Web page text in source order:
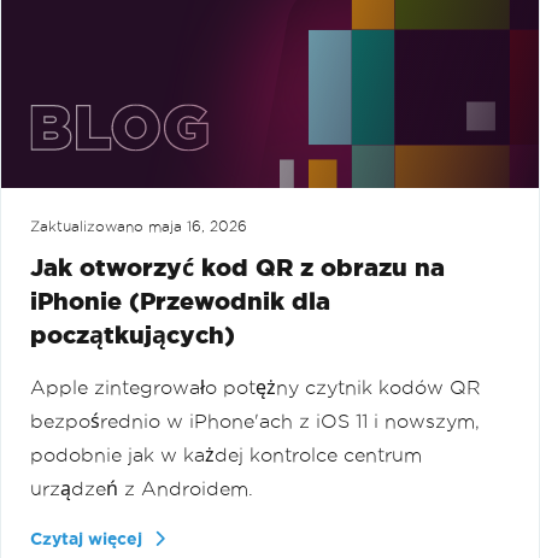
Zaktualizowano maja 16, 2026
Jak otworzyć kod QR z obrazu na
iPhonie (Przewodnik dla
początkujących)
Apple zintegrowało potężny czytnik kodów QR
bezpośrednio w iPhone'ach z iOS 11 i nowszym,
podobnie jak w każdej kontrolce centrum
urządzeń z Androidem.
Czytaj więcej